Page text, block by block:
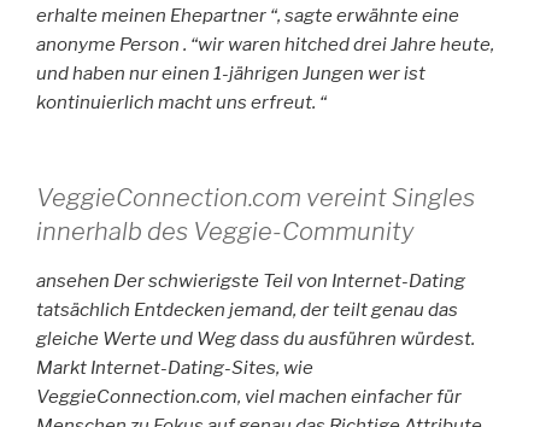
erhalte meinen Ehepartner “, sagte erwähnte eine
anonyme Person . “wir waren hitched drei Jahre heute,
und haben nur einen 1-jährigen Jungen wer ist
kontinuierlich macht uns erfreut. “
VeggieConnection.com vereint Singles
innerhalb des Veggie-Community
ansehen Der schwierigste Teil von Internet-Dating
tatsächlich Entdecken jemand, der teilt genau das
gleiche Werte und Weg dass du ausführen würdest.
Markt Internet-Dating-Sites, wie
VeggieConnection.com, viel machen einfacher für